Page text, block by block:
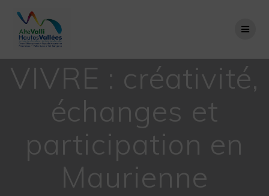
VIVRE : créativité,
échanges et
participation en
Maurienne